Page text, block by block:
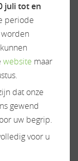
juli tot en
periode
worden
website maar
dat onze
gewend
uw begrip.
voor u